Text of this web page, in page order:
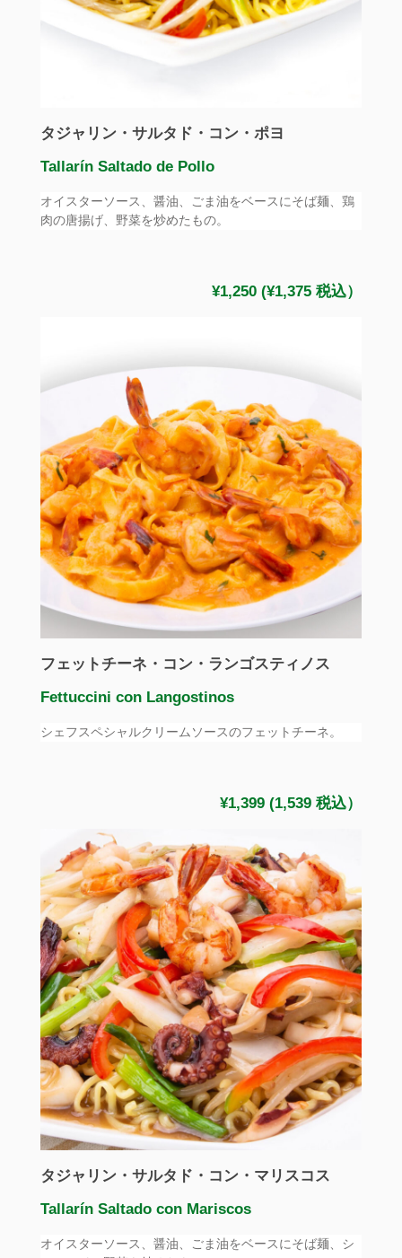
タジャリン・サルタド・コン・ポヨ
Tallarín Saltado de Pollo
オイスターソース、醤油、ごま油をベースにそば麺、鶏
肉の唐揚げ、野菜を炒めたもの。
¥1,250 (¥1,375 税込）
フェットチーネ・コン・ランゴスティノス
Fettuccini con Langostinos
シェフスペシャルクリームソースのフェットチーネ。
¥1,399 (1,539 税込）
タジャリン・サルタド・コン・マリスコス
Tallarín Saltado con Mariscos
オイスターソース、醤油、ごま油をベースにそば麺、シ